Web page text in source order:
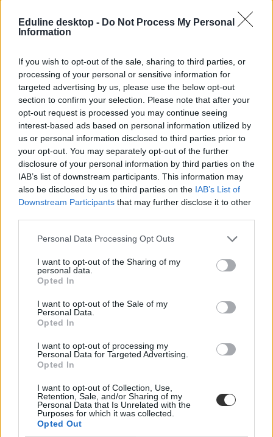
Eduline desktop - Do Not Process My Personal
Information
If you wish to opt-out of the sale, sharing to third parties, or
processing of your personal or sensitive information for
targeted advertising by us, please use the below opt-out
section to confirm your selection. Please note that after your
opt-out request is processed you may continue seeing
interest-based ads based on personal information utilized by
us or personal information disclosed to third parties prior to
your opt-out. You may separately opt-out of the further
disclosure of your personal information by third parties on the
IAB’s list of downstream participants. This information may
also be disclosed by us to third parties on the IAB’s List of
Downstream Participants that may further disclose it to other
Personal Data Processing Opt Outs
I want to opt-out of the Sharing of my
personal data.
Opted In
I want to opt-out of the Sale of my
Personal Data.
Opted In
I want to opt-out of processing my
Personal Data for Targeted Advertising.
Opted In
I want to opt-out of Collection, Use,
Retention, Sale, and/or Sharing of my
Personal Data that Is Unrelated with the
Purposes for which it was collected.
Opted Out
Érettségizzetek velünk!
érettségiről: a vizsgák napján reggeltől estig beszámolunk a
legfontosabb hírekről, megtudhatjátok, milyen feladatokat kell
megoldaniuk a középszinten vizsgázóknak, de az emelt szintű
írásbelikről is nálunk találjátok meg a tudnivalókat.
És ami a legfontosabb: az írásbeli után nálunk nézhetitek át először
a szaktanárok által kidolgozott, nem hivatalos megoldásokat.
Délutánonként arról olvashattok, hogy mit gondolnak a tanárok és
a vizsgázók a feladatsorokról, és persze ti is leírhatjátok
véleményeteket kommentben, sőt a szaktanároktól is kérdezhettek.
Ha elsőként szeretnétek megkapni a megoldásokat,lájkoljátok
Facebook-oldalunkat,itt pedig feliratkozhattok hírlevelünkre. A